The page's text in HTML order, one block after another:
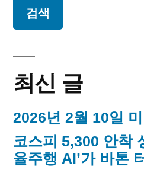
상
종
목”
거
상
위
종
김
최신 글
2026년 2월 10일
코스피 5,300 안착
율주행 AI’가 바톤